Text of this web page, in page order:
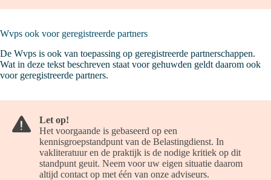
Wvps ook voor geregistreerde partners
De Wvps is ook van toepassing op geregistreerde partnerschappen.
Wat in deze tekst beschreven staat voor gehuwden geldt daarom ook
voor geregistreerde partners.
Let op!
Het voorgaande is gebaseerd op een
kennisgroepstandpunt van de Belastingdienst. In
vakliteratuur en de praktijk is de nodige kritiek op dit
standpunt geuit. Neem voor uw eigen situatie daarom
altijd contact op met één van onze adviseurs.